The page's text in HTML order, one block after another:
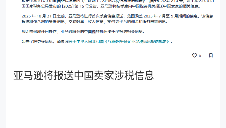
亚马逊将报送中国卖家涉税信息